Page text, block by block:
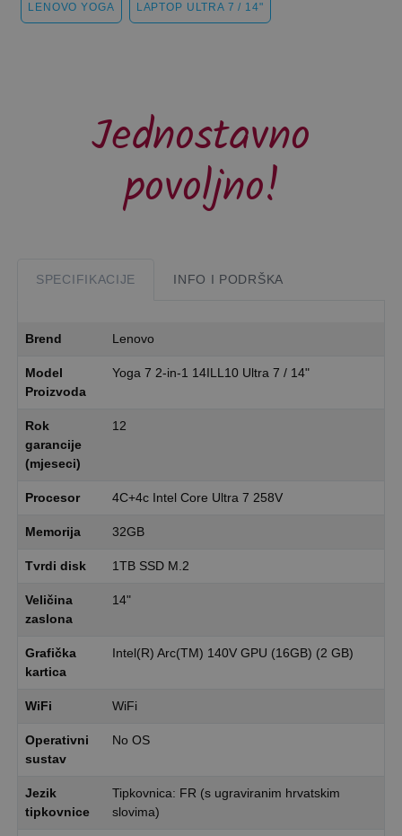
LENOVO YOGA LAPTOP ULTRA 7 / 14"
Jednostavno
povoljno!
SPECIFIKACIJE INFO I PODRŠKA
Brend Lenovo
Model
Proizvoda
Yoga 7 2-in-1 14ILL10 Ultra 7 / 14"
Rok
garancije
(mjeseci)
12
Procesor 4C+4c Intel Core Ultra 7 258V
Memorija 32GB
Tvrdi disk 1TB SSD M.2
Veličina
zaslona
14"
Grafička
kartica
Intel(R) Arc(TM) 140V GPU (16GB) (2 GB)
WiFi WiFi
Operativni
sustav
No OS
Jezik
tipkovnice
Tipkovnica: FR (s ugraviranim hrvatskim
slovima)